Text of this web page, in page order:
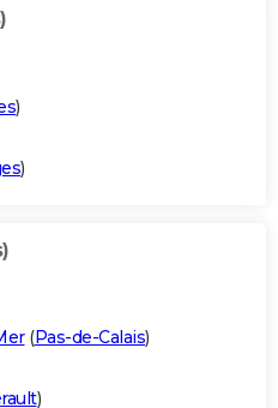
)
)
(Pas-de-Calais)
)